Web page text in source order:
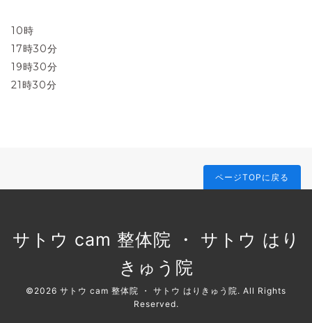
10時
17時30分
19時30分
21時30分
ページTOPに戻る
サトウ cam 整体院 ・ サトウ はり
きゅう院
©2026 サトウ cam 整体院 ・ サトウ はりきゅう院. All Rights
Reserved.